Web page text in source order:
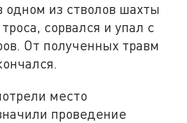
одном из стволов шахты
сорвался и упал с
От полученных травм
место
проведение